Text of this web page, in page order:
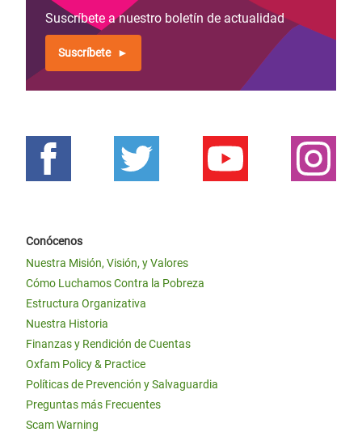
Suscríbete a nuestro boletín de actualidad
Suscríbete
Conócenos
Nuestra Misión, Visión, y Valores
Cómo Luchamos Contra la Pobreza
Estructura Organizativa
Nuestra Historia
Finanzas y Rendición de Cuentas
Oxfam Policy & Practice
Políticas de Prevención y Salvaguardia
Preguntas más Frecuentes
Scam Warning